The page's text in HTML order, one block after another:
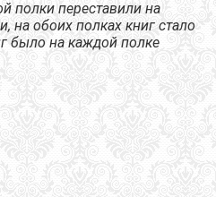
полки переставили на
на обоих полках книг стало
было на каждой полке